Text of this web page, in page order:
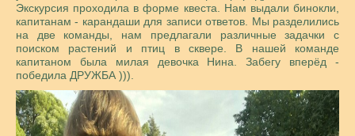
Экскурсия проходила в форме квеста. Нам выдали бинокли,
капитанам - карандаши для записи ответов. Мы разделились
на две команды, нам предлагали различные задачки с
поиском растений и птиц в сквере. В нашей команде
капитаном была милая девочка Нина. Забегу вперёд -
победила ДРУЖБА ))).